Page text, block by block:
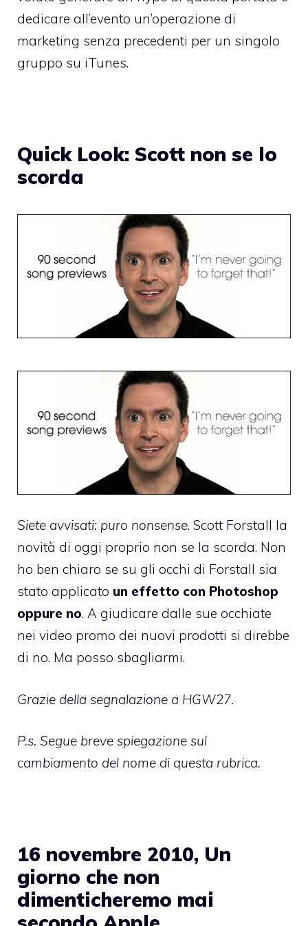
dedicare all’evento un’operazione di
marketing senza precedenti per un singolo
gruppo su iTunes.
Quick Look: Scott non se lo
scorda
Siete avvisati: puro nonsense. Scott Forstall la
novità di oggi proprio non se la scorda. Non
ho ben chiaro se su gli occhi di Forstall sia
stato applicato un effetto con Photoshop
oppure no. A giudicare dalle sue occhiate
nei video promo dei nuovi prodotti si direbbe
di no. Ma posso sbagliarmi.
Grazie della segnalazione a HGW27.
P.s. Segue breve spiegazione sul
cambiamento del nome di questa rubrica.
16 novembre 2010, Un
giorno che non
dimenticheremo mai